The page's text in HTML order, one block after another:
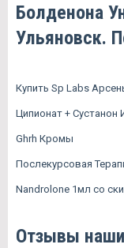
Болденона
Ульяновск.
Купить Sp Labs
Ципионат + Сустанон
Ghrh Кромы
Послекурсовая
Nandrolone 1мл со
Отзывы